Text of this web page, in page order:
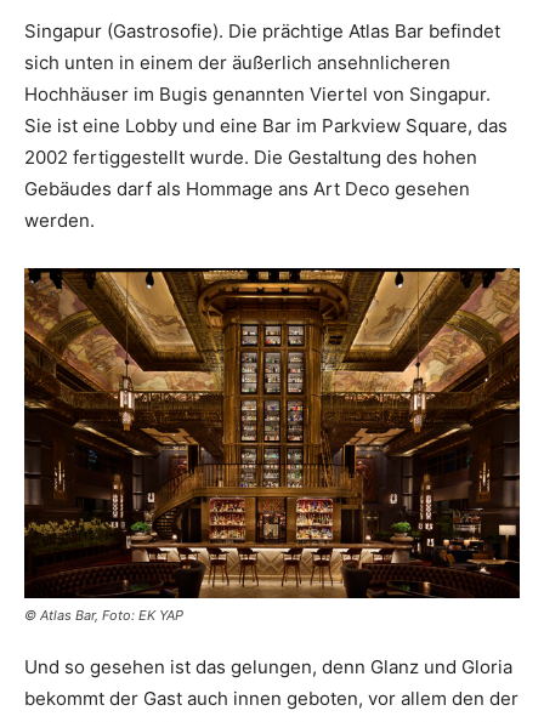
Singapur (Gastrosofie). Die prächtige Atlas Bar befindet
sich unten in einem der äußerlich ansehnlicheren
Hochhäuser im Bugis genannten Viertel von Singapur.
Sie ist eine Lobby und eine Bar im Parkview Square, das
2002 fertiggestellt wurde. Die Gestaltung des hohen
Gebäudes darf als Hommage ans Art Deco gesehen
werden.
© Atlas Bar, Foto: EK YAP
Und so gesehen ist das gelungen, denn Glanz und Gloria
bekommt der Gast auch innen geboten, vor allem den der